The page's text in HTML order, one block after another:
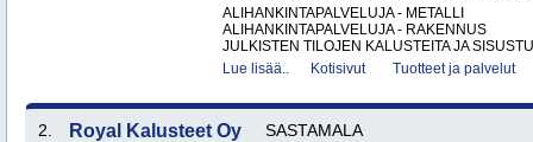
ALIHANKINTAPALVELUJA - METALLI
ALIHANKINTAPALVELUJA - RAKENNUS
JULKISTEN TILOJEN KALUSTEITA JA
Lue lisää..
Kotisivut Tuotteet ja palvelut
2. Royal Kalusteet Oy SASTAMALA